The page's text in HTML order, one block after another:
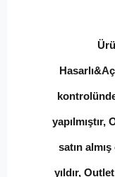
satın
yıldır,